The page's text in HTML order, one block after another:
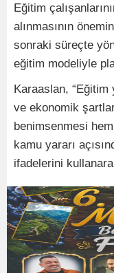
Eğitim
alınmasının
sonraki süreçte
eğitim modeliyle
Karaaslan, “Eğitim
ve ekonomik
benimsenmesi
kamu yararı
ifadelerini